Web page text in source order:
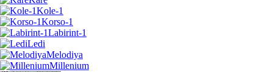
Kole-1
Korso-1
Labirint-1
Ledi
Melodiya
Millenium